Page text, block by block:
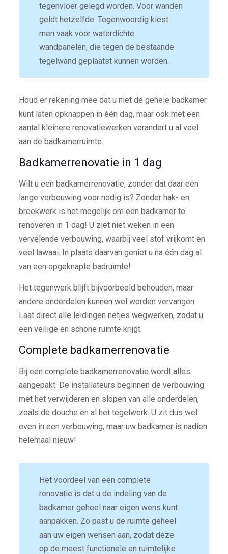
tegenvloer gelegd worden. Voor wanden
geldt hetzelfde. Tegenwoordig kiest
men vaak voor waterdichte
wandpanelen, die tegen de bestaande
tegelwand geplaatst kunnen worden.
Houd er rekening mee dat u niet de gehele badkamer
kunt laten opknappen in één dag, maar ook met een
aantal kleinere renovatiewerken verandert u al veel
aan de badkamerruimte.
Badkamerrenovatie in 1 dag
Wilt u een badkamerrenovatie, zonder dat daar een
lange verbouwing voor nodig is? Zonder hak- en
breekwerk is het mogelijk om een badkamer te
renoveren in 1 dag! U ziet niet weken in een
vervelende verbouwing, waarbij veel stof vrijkomt en
veel lawaai. In plaats daarvan geniet u na één dag al
van een opgeknapte badruimte!
Het tegenwerk blijft bijvoorbeeld behouden, maar
andere onderdelen kunnen wel worden vervangen.
Laat direct alle leidingen netjes wegwerken, zodat u
een veilige en schone ruimte krijgt.
Complete badkamerrenovatie
Bij een complete badkamerrenovatie wordt alles
aangepakt. De installateurs beginnen de verbouwing
met het verwijderen en slopen van alle onderdelen,
zoals de douche en al het tegelwerk. U zit dus wel
even in een verbouwing, maar uw badkamer is nadien
helemaal nieuw!
Het voordeel van een complete
renovatie is dat u de indeling van de
badkamer geheel naar eigen wens kunt
aanpakken. Zo past u de ruimte geheel
aan uw eigen wensen aan, zodat deze
op de meest functionele en ruimtelijke